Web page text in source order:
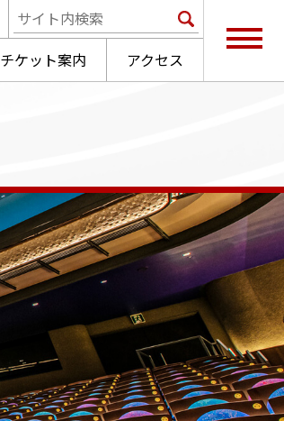
チケット案内 アクセス